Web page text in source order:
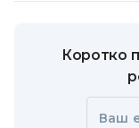
Коротко
Ваш